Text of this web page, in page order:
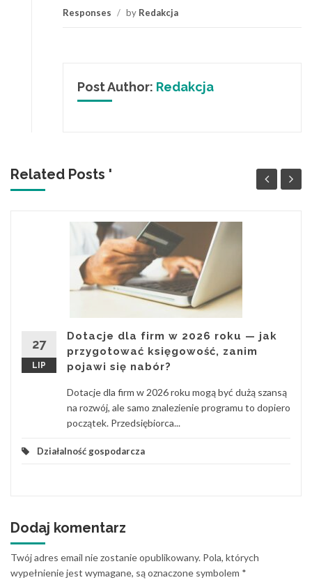
Responses / by Redakcja
Post Author: Redakcja
Related Posts '
27
LIP
Dotacje dla firm w 2026 roku — jak
przygotować księgowość, zanim
pojawi się nabór?
Dotacje dla firm w 2026 roku mogą być dużą szansą
na rozwój, ale samo znalezienie programu to dopiero
początek. Przedsiębiorca...
Działalność gospodarcza
Dodaj komentarz
Twój adres email nie zostanie opublikowany. Pola, których
wypełnienie jest wymagane, są oznaczone symbolem *